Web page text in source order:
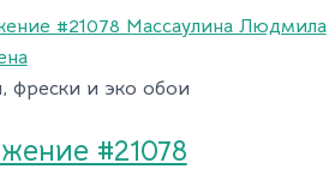
фрески и эко обои
#21078